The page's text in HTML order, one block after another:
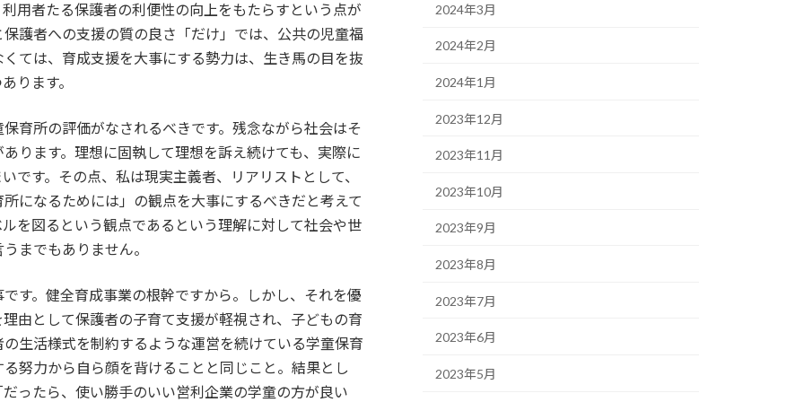
用者たる保護者の利便性の向上をもたらすという点が
護者への支援の質の良さ「だけ」では、公共の児童福
ては、育成支援を大事にする勢力は、生き馬の目を抜
ります。
所の評価がなされるべきです。残念ながら社会はそ
ります。理想に固執して理想を訴え続けても、実際に
です。その点、私は現実主義者、リアリストとして、
になるためには」の観点を大事にするべきだと考えて
を図るという観点であるという理解に対して社会や世
までもありません。
。健全育成事業の根幹ですから。しかし、それを優
由として保護者の子育て支援が軽視され、子どもの育
生活様式を制約するような運営を続けている学童保育
努力から自ら顔を背けることと同じこと。結果とし
ったら、使い勝手のいい営利企業の学童の方が良い
2024年3月
2024年2月
2024年1月
2023年12月
2023年11月
2023年10月
2023年9月
2023年8月
2023年7月
2023年6月
2023年5月